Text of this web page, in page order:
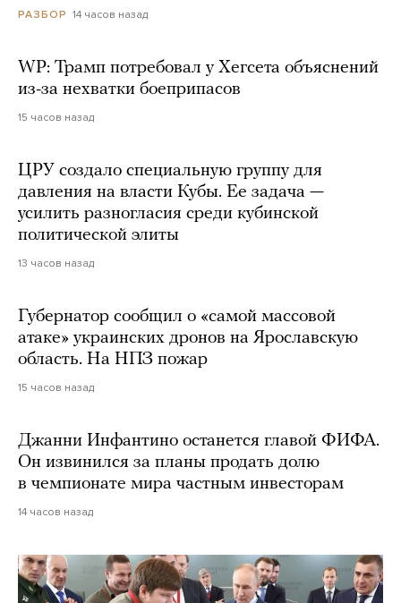
РАЗБОР 14 часов назад
WP: Трамп потребовал у Хегсета объяснений
из-за нехватки боеприпасов
15 часов назад
ЦРУ создало специальную группу для
давления на власти Кубы. Ее задача —
усилить разногласия среди кубинской
политической элиты
13 часов назад
Губернатор сообщил о «самой массовой
атаке» украинских дронов на Ярославскую
область. На НПЗ пожар
15 часов назад
Джанни Инфантино останется главой ФИФА.
Он извинился за планы продать долю
в чемпионате мира частным инвесторам
14 часов назад